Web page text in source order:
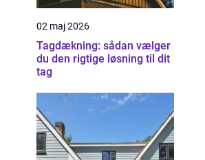
02 maj 2026
Tagdækning: sådan vælger
du den rigtige løsning til dit
tag